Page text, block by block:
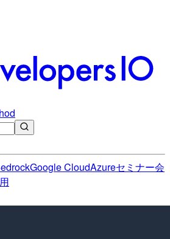
Google CloudAzureセミナー会